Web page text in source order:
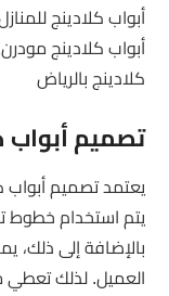
أبواب كلادينج
أبواب كلادينج
كلادينج بالرياض
تصميم أبواب
يعتمد تصميم أبواب
يتم استخدام خطوط
بالإضافة إلى ذلك،
العميل. لذلك تعطي